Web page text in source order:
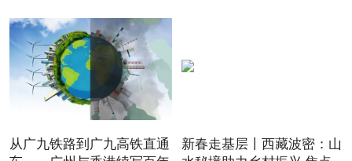
从广九铁路到广九高铁直通
新春走基层丨西藏波密：山